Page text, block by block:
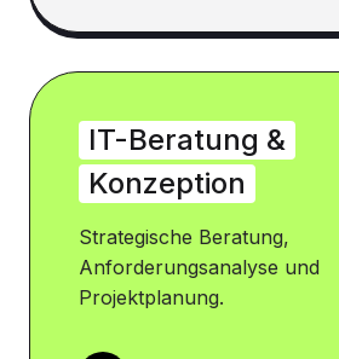
IT-Beratung &
Konzeption
Strategische Beratung,
Anforderungsanalyse und
Projektplanung.